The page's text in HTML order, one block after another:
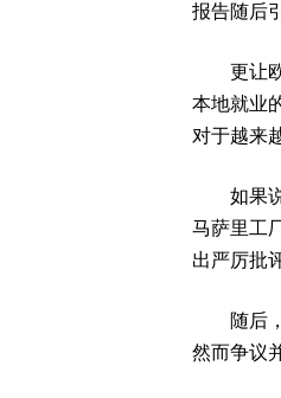
报告随后
更让欧
本地就业
对于越来
如果说
马萨里工
出严厉批
随后，
然而争议